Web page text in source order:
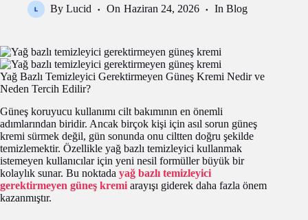
By Lucid On Haziran 24, 2026 In Blog
Yağ Bazlı Temizleyici Gerektirmeyen Güneş Kremi Nedir ve
Neden Tercih Edilir?
Güneş koruyucu kullanımı cilt bakımının en önemli
adımlarından biridir. Ancak birçok kişi için asıl sorun güneş
kremi sürmek değil, gün sonunda onu ciltten doğru şekilde
temizlemektir. Özellikle yağ bazlı temizleyici kullanmak
istemeyen kullanıcılar için yeni nesil formüller büyük bir
kolaylık sunar. Bu noktada yağ bazlı temizleyici
gerektirmeyen güneş kremi arayışı giderek daha fazla önem
kazanmıştır.